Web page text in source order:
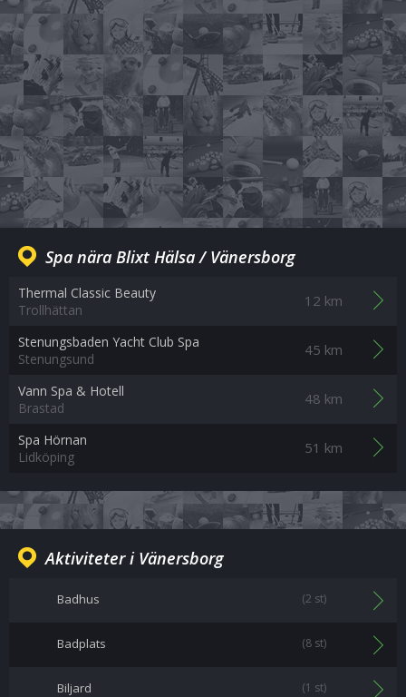
Spa nära Blixt Hälsa / Vänersborg
Thermal Classic Beauty
Trollhättan
12 km
Stenungsbaden Yacht Club Spa
Stenungsund
45 km
Vann Spa & Hotell
Brastad
48 km
Spa Hörnan
Lidköping
51 km
Aktiviteter i Vänersborg
Badhus (2 st)
Badplats (8 st)
Biljard (1 st)